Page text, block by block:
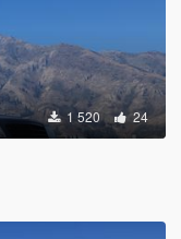
1 520 24